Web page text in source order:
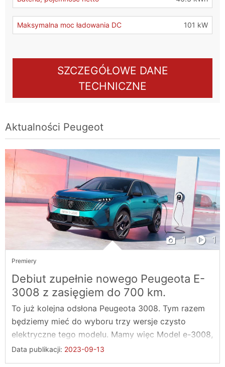
Maksymalna moc ładowania DC 101 kW
SZCZEGÓŁOWE DANE
TECHNICZNE
Aktualności Peugeot
1 1
Premiery
Debiut zupełnie nowego Peugeota E-
3008 z zasięgiem do 700 km.
To już kolejna odsłona Peugeota 3008. Tym razem
będziemy mieć do wyboru trzy wersje czysto
elektryczne tego modelu. Mamy więc Model e-3008,
...
Data publikacji: 2023-09-13